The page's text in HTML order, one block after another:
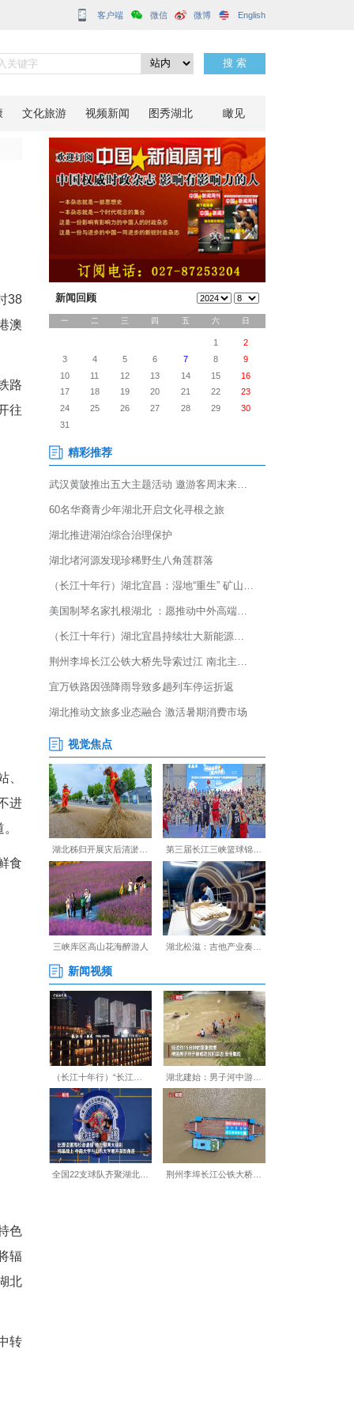
通道
口站、DJ890次列车4时38
式实施，华中地区与粤港澳
10吨快件有序摆放，铁路
快件从汉口站准时出发开往
汉口站飞驰而来。
试点列车分别从汉口站、
点对点”直达模式，沿途不进
次日到”极速物流大通道。
经营，主要服务于生鲜食